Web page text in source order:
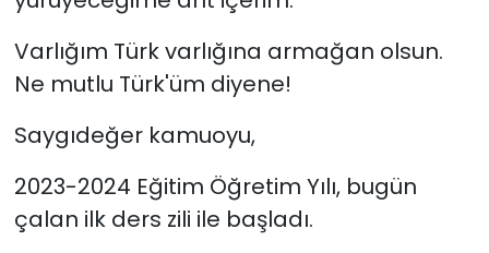
Varlığım Türk varlığına armağan olsun.
Ne mutlu Türk'üm diyene!
Saygıdeğer kamuoyu,
2023-2024 Eğitim Öğretim Yılı, bugün
çalan ilk ders zili ile başladı.